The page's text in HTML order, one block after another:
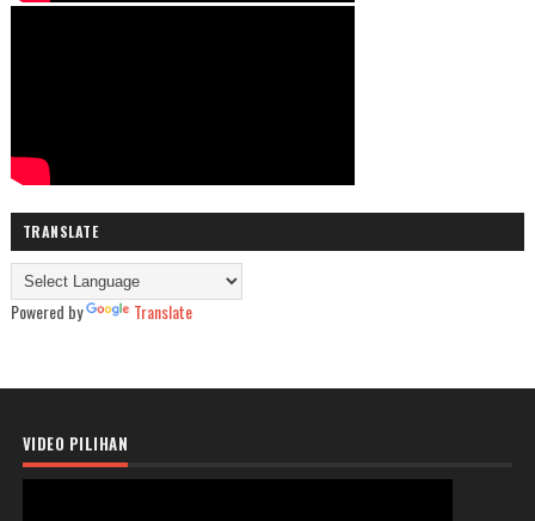
TRANSLATE
Powered by Translate
VIDEO PILIHAN